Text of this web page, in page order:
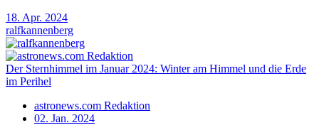
18. Apr. 2024
ralfkannenberg
Der Sternhimmel im Januar 2024: Winter am Himmel und die Erde
im Perihel
astronews.com Redaktion
02. Jan. 2024